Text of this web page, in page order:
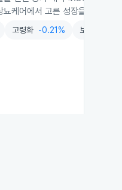
케어에서 고른 성장을 기록했습
고령화 -0.21% 보험